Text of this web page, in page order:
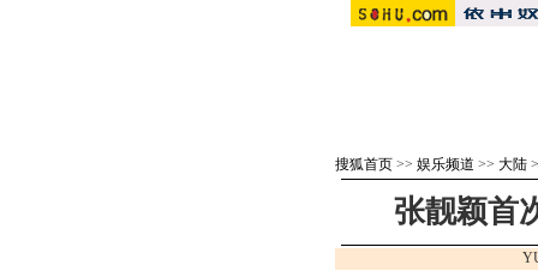
搜狐首页 >> 娱乐频道 >> 大陆
张靓颖首